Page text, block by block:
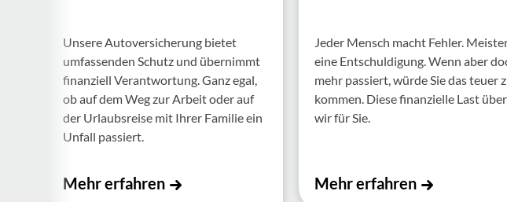
Unsere Auto­ver­si­che­rung bietet
umfas­senden Schutz und über­nimmt
finan­ziell Verant­wor­tung. Ganz egal,
ob auf dem Weg zur Arbeit oder auf
der Urlaubs­reise mit Ihrer Familie ein
Unfall passiert.
Mehr erfahren
Jeder Mensch macht Fehler.
eine Entschul­di­gung. Wenn aber
mehr passiert, würde Sie das teuer
kommen. Diese finan­zi­elle Last
wir für Sie.
Mehr erfahren